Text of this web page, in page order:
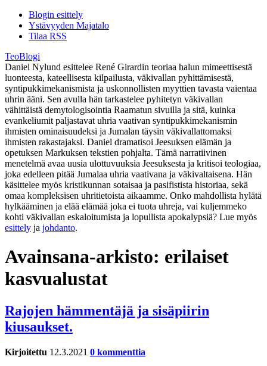
Blogin esittely
Ystävyyden Majatalo
Tilaa RSS
TeoBlogi
Daniel Nylund esittelee René Girardin teoriaa halun mimeettisestä
luonteesta, kateellisesta kilpailusta, väkivallan pyhittämisestä,
syntipukkimekanismista ja uskonnollisten myyttien tavasta vaientaa
uhrin ääni. Sen avulla hän tarkastelee pyhitetyn väkivallan
vähittäistä demytologisointia Raamatun sivuilla ja sitä, kuinka
evankeliumit paljastavat uhria vaativan syntipukkimekanismin
ihmisten ominaisuudeksi ja Jumalan täysin väkivallattomaksi
ihmisten rakastajaksi. Daniel dramatisoi Jeesuksen elämän ja
opetuksen Markuksen tekstien pohjalta. Tämä narratiivinen
menetelmä avaa uusia ulottuvuuksia Jeesuksesta ja kritisoi teologiaa,
joka edelleen pitää Jumalaa uhria vaativana ja väkivaltaisena. Hän
käsittelee myös kristikunnan sotaisaa ja pasifistista historiaa, sekä
omaa kompleksisen uhritietoista aikaamme. Onko mahdollista hylätä
hylkääminen ja elää elämää joka ei tuota uhreja, vai kuljemmeko
kohti väkivallan eskaloitumista ja lopullista apokalypsiä? Lue myös
esittely ja johdanto.
Avainsana-arkisto: erilaiset
kasvualustat
Rajojen hämmentäjä ja sisäpiirin
kiusaukset.
Kirjoitettu 12.3.2021 0 kommenttia